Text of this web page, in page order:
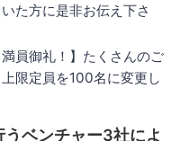
た方に是非お伝え下さ
員御礼！】たくさんのご
限定員を100名に変更し
ベンチャー3社によ